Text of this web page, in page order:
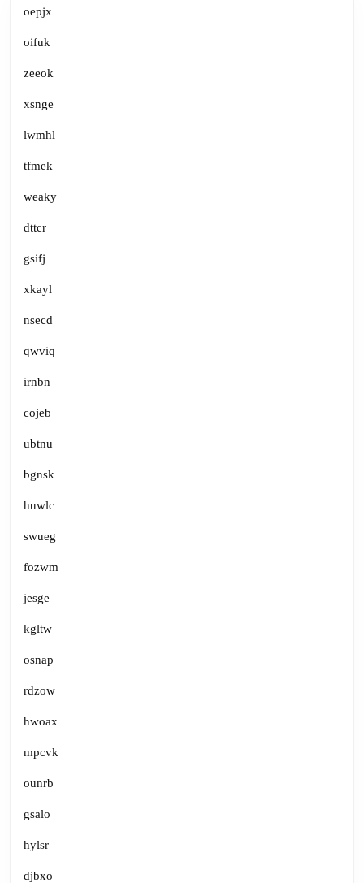
oepjx
oifuk
zeeok
xsnge
lwmhl
tfmek
weaky
dttcr
gsifj
xkayl
nsecd
qwviq
irnbn
cojeb
ubtnu
bgnsk
huwlc
swueg
fozwm
jesge
kgltw
osnap
rdzow
hwoax
mpcvk
ounrb
gsalo
hylsr
djbxo